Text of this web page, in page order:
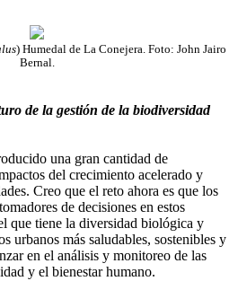
) Humedal de La Conejera. Foto: John Jairo
Bernal.
de la gestión de la biodiversidad
una gran cantidad de
del crecimiento acelerado y
Creo que el reto ahora es que los
de decisiones en estos
que tiene la diversidad biológica y
urbanos más saludables, sostenibles y
en el análisis y monitoreo de las
y el bienestar humano.